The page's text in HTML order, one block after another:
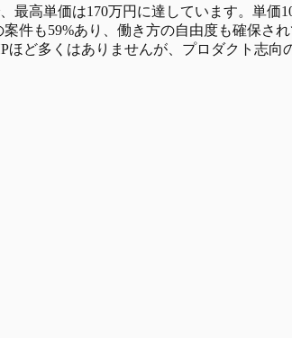
高単価は170万円に達しています。単
も59%あり、働き方の自由度も確保さ
ほど多くはありませんが、プロダクト志